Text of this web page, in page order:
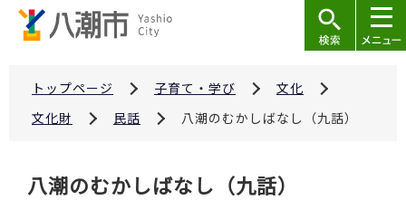
トップページ 子育て・学び
文化
文化財
民話 八潮のむかしばなし（九話）
八潮のむかしばなし（九話）